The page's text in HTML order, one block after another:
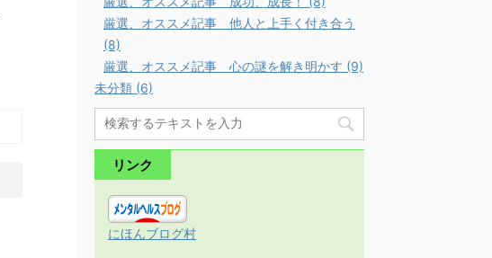
厳選、オススメ記事 他人と上手く付き合う
(8)
厳選、オススメ記事 心の謎を解き明かす (9)
未分類 (6)
リンク
にほんブログ村